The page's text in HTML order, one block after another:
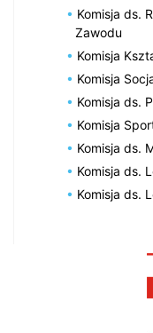
Komisja ds.
Zawodu
Komisja
Komisja
Komisja ds.
Komisja
Komisja ds.
Komisja ds.
Komisja ds.